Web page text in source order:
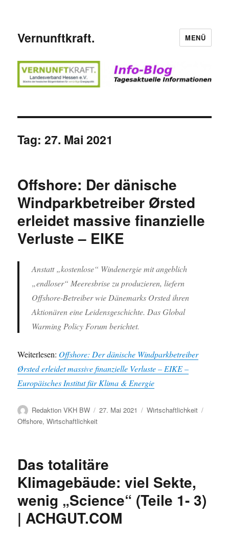
Vernunftkraft. MENÜ
Tag:27. Mai 2021
Offshore: Der dänische
Windparkbetreiber Ørsted
erleidet massive finanzielle
Verluste – EIKE
Anstatt „kostenlose“ Windenergie mit angeblich
„endloser“ Meeresbrise zu produzieren, liefern
Offshore-Betreiber wie Dänemarks Orsted ihren
Aktionären eine Leidensgeschichte. Das Global
Warming Policy Forum berichtet.
Weiterlesen: Offshore: Der dänische Windparkbetreiber
Ørsted erleidet massive finanzielle Verluste – EIKE –
Europäisches Institut für Klima & Energie
Autor
Redaktion VKH BW
Veröffentlicht
27. Mai 2021 Kategorien
Wirtschaftlichkeit
Offshore,Wirtschaftlichkeit
Das totalitäre
Klimagebäude: viel Sekte,
wenig „Science“ (Teile 1- 3)
| ACHGUT.COM